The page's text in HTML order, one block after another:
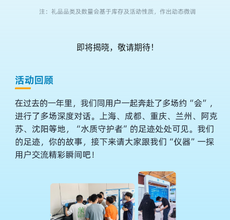
即将揭晓，敬请期待！